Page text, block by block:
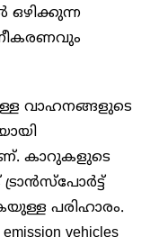
വാഹനങ്ങളുടെ
കാറുകളുടെ
പരിഹാരം.
vehicles